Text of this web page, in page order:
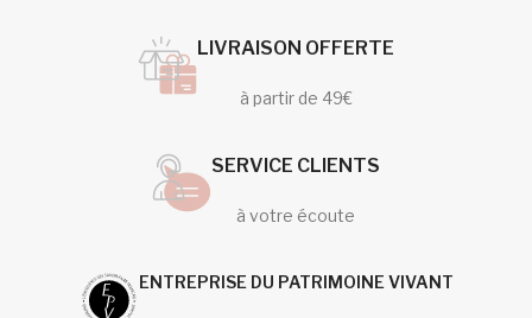
LIVRAISON OFFERTE
à partir de 49€
SERVICE CLIENTS
à votre écoute
ENTREPRISE DU PATRIMOINE VIVANT